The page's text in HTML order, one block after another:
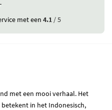
met een4.1 / 5
met een mooi verhaal. Het
betekent in het Indonesisch,